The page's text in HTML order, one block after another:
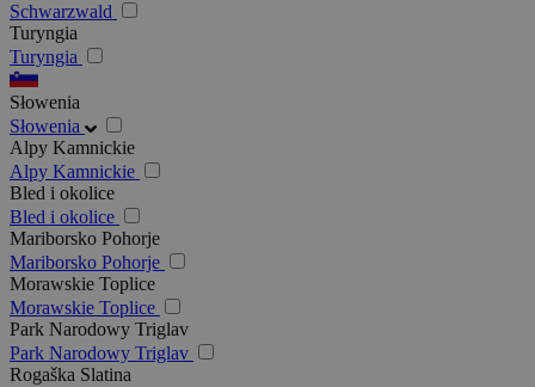
Schwarzwald
Turyngia
Turyngia
Słowenia
Słowenia
Alpy Kamnickie
Alpy Kamnickie
Bled i okolice
Bled i okolice
Mariborsko Pohorje
Mariborsko Pohorje
Morawskie Toplice
Morawskie Toplice
Park Narodowy Triglav
Park Narodowy Triglav
Rogaška Slatina